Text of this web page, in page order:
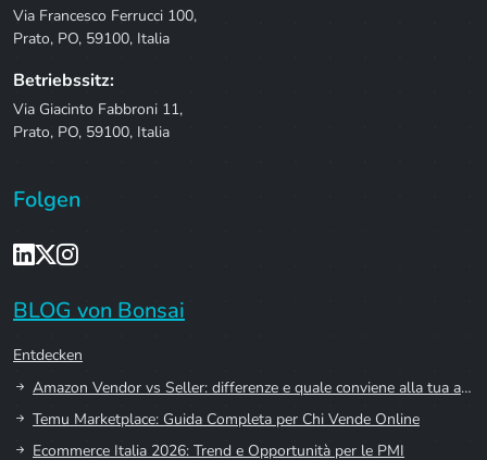
Via Francesco Ferrucci 100,
Prato, PO, 59100, Italia
Betriebssitz:
Via Giacinto Fabbroni 11,
Prato, PO, 59100, Italia
Folgen
BLOG von Bonsai
Entdecken
Amazon Vendor vs Seller: differenze e quale conviene alla tua azienda
Temu Marketplace: Guida Completa per Chi Vende Online
Ecommerce Italia 2026: Trend e Opportunità per le PMI